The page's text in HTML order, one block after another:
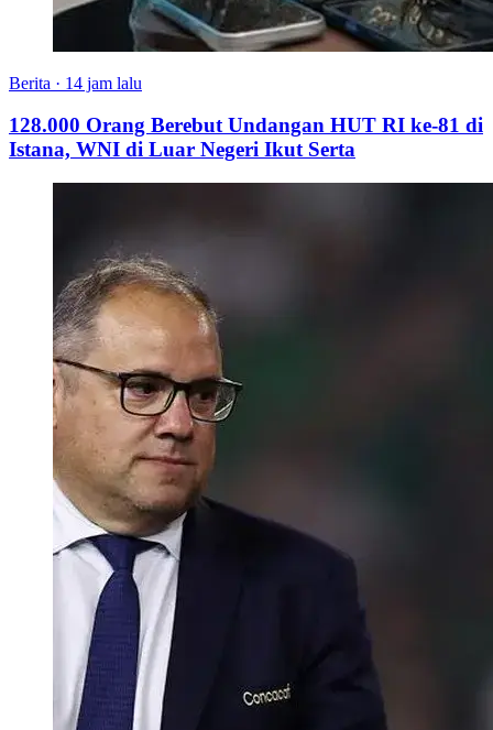
Berita · 14 jam lalu
128.000 Orang Berebut Undangan HUT RI ke-81 di
Istana, WNI di Luar Negeri Ikut Serta